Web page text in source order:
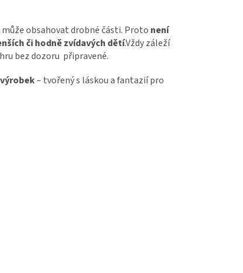
může obsahovat drobné části. Proto není
či hodně zvídavých dětí.Vždy záleží
bez dozoru připravené.
– tvořený s láskou a fantazií pro